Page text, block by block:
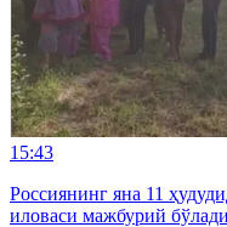
15:43
Россиянинг яна 11
иловаси мажбурий бўлади